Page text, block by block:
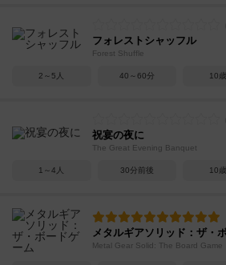
フォレストシャッフル
Forest Shuffle
2～5人 40～60分 10
祝宴の夜に
The Great Evening Banquet
1～4人 30分前後 10
メタルギアソリッド：ザ・
Metal Gear Solid: The Board Game